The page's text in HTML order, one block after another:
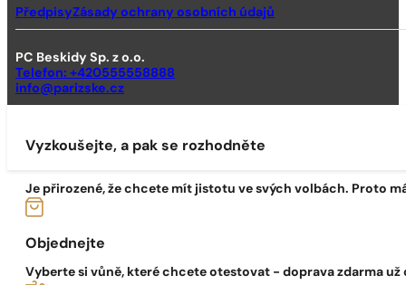
PředpisyZásady ochrany osobních údajů
PC Beskidy Sp. z o.o.
Telefon: +420555558888
info@parizske.cz
Vyzkoušejte, a pak se rozhodněte
Je přirozené, že chcete mít jistotu ve svých volbách. Proto
Objednejte
Vyberte si vůně, které chcete otestovat - doprava zdarma už